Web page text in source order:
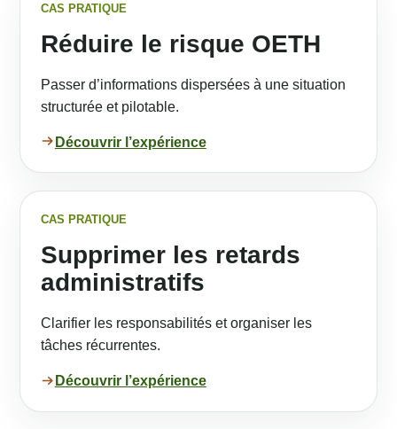
CAS PRATIQUE
Réduire le risque OETH
Passer d’informations dispersées à une situation
structurée et pilotable.
Découvrir l’expérience
CAS PRATIQUE
Supprimer les retards
administratifs
Clarifier les responsabilités et organiser les
tâches récurrentes.
Découvrir l’expérience